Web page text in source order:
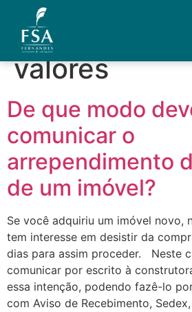
Quem Somos
Áreas de Atuação
Credenciais
Contato
Fale com um
Tag:
valores
De que modo
comunicar o
arrependimento
de um imóvel?
Se você adquiriu um imóvel novo,
tem interesse em desistir da
dias para assim proceder. Neste
comunicar por escrito à
essa intenção, podendo fazê-lo
com Aviso de Recebimento,